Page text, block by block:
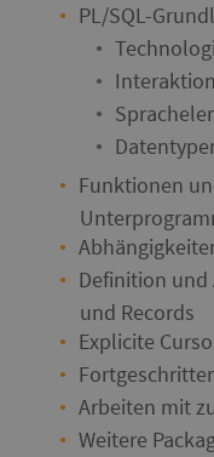
PL/SQL-
Funktionen
Definition und
und Records
Explicite
Arbeiten mit
Weitere